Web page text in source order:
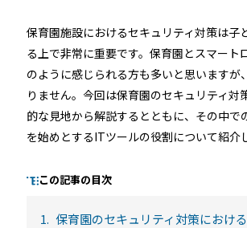
保育園施設におけるセキュリティ対策は子
る上で非常に重要です。保育園とスマート
のように感じられる方も多いと思いますが
りません。今回は保育園のセキュリティ対
的な見地から解説するとともに、その中で
を始めとするITツールの役割について紹介
この記事の目次
1. 保育園のセキュリティ対策におけ
ご質問
寄せられた
介します
機能
RemoteLOCKって何が
できるの？をご紹介します
詳しくみる